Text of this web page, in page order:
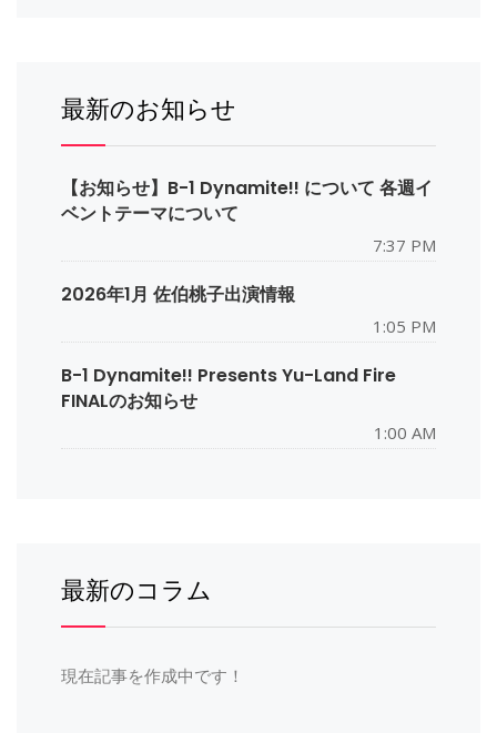
最新のお知らせ
【お知らせ】B-1 Dynamite!! について 各週イ
ベントテーマについて
7:37 PM
2026年1月 佐伯桃子出演情報
1:05 PM
B-1 Dynamite!! Presents Yu-Land Fire
FINALのお知らせ
1:00 AM
最新のコラム
現在記事を作成中です！